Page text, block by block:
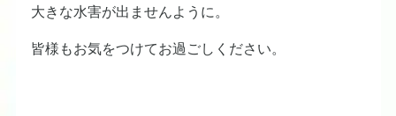
大きな水害が出ませんように。
皆様もお気をつけてお過ごしください。